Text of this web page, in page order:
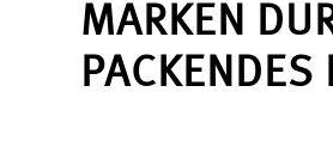
MARKEN
PACKENDES